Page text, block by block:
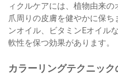
ィクルケアには、植物由来の
爪周りの皮膚を健やかに保
ンオイル、ビタミンEオイル
軟性を保つ効果があります。
カラーリングテクニック